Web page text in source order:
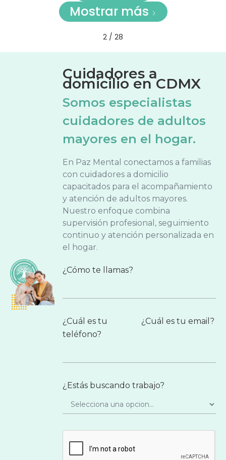
Mostrar más
2 / 28
Cuidadores a
domicilio en CDMX
Somos especialistas
cuidadores de adultos
mayores en el hogar.
En Paz Mental conectamos a familias
con cuidadores a domicilio
capacitados para el acompañamiento
y atención de adultos mayores.
Nuestro enfoque combina
supervisión profesional, seguimiento
continuo y atención personalizada en
el hogar.
¿Cómo te llamas?
¿Cuál es tu
teléfono?
¿Cuál es tu email?
¿Estás buscando trabajo?